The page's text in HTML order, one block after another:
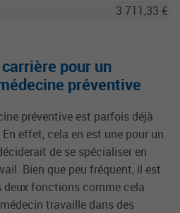
3 711,33 €
pour un
préventive
préventive est parfois déjà
effet, cela en est une pour un
de se spécialiser en
Bien que peu fréquent, il est
deux fonctions comme cela
travaille dans des